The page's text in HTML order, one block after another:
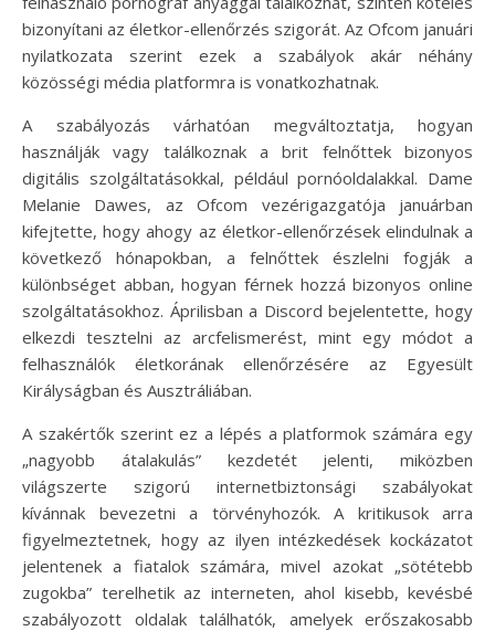
bizonyítani az életkor-ellenőrzés szigorát. Az Ofcom januári
nyilatkozata szerint ezek a szabályok akár néhány
közösségi média platformra is vonatkozhatnak.
A szabályozás várhatóan megváltoztatja, hogyan
használják vagy találkoznak a brit felnőttek bizonyos
digitális szolgáltatásokkal, például pornóoldalakkal. Dame
Melanie Dawes, az Ofcom vezérigazgatója januárban
kifejtette, hogy ahogy az életkor-ellenőrzések elindulnak a
következő hónapokban, a felnőttek észlelni fogják a
különbséget abban, hogyan férnek hozzá bizonyos online
szolgáltatásokhoz. Áprilisban a Discord bejelentette, hogy
elkezdi tesztelni az arcfelismerést, mint egy módot a
felhasználók életkorának ellenőrzésére az Egyesült
Királyságban és Ausztráliában.
A szakértők szerint ez a lépés a platformok számára egy
„nagyobb átalakulás” kezdetét jelenti, miközben
világszerte szigorú internetbiztonsági szabályokat
kívánnak bevezetni a törvényhozók. A kritikusok arra
figyelmeztetnek, hogy az ilyen intézkedések kockázatot
jelentenek a fiatalok számára, mivel azokat „sötétebb
zugokba” terelhetik az interneten, ahol kisebb, kevésbé
szabályozott oldalak találhatók, amelyek erőszakosabb